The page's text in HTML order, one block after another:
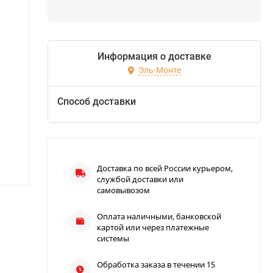
Информация о доставке
Эль-Монте
Способ доставки
Доставка по всей России курьером,
службой доставки или
самовывозом
Оплата наличными, банковской
картой или через платежные
системы
Обработка заказа в течении 15